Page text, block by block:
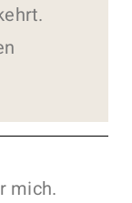
mich.